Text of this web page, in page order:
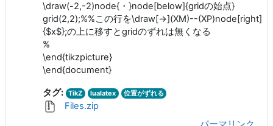
\draw(-2,-2)node{・}node[below]{gridの始点}
grid(2,2);%%この行を\draw[->](XM)--(XP)node[right]
{$x$};の上に移すとgridのずれは無くなる
%
\end{tikzpicture}
\end{document}
タグ: TikZ lualatex 位置がずれる
Files.zip